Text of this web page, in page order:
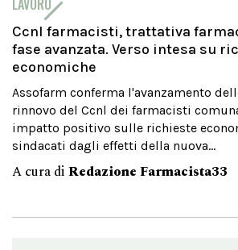
LAVORO
Ccnl farmacisti, trattativa
fase avanzata. Verso intesa su
economiche
Assofarm conferma l'avanzamento
rinnovo del Ccnl dei farmacisti
impatto positivo sulle richieste
sindacati dagli effetti della nuova...
A cura di Redazione Farmacista33